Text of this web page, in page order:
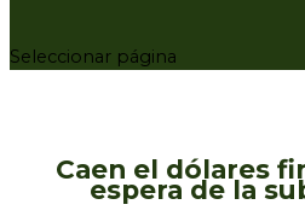
Seleccionar página
Caen el dólares
espera de la